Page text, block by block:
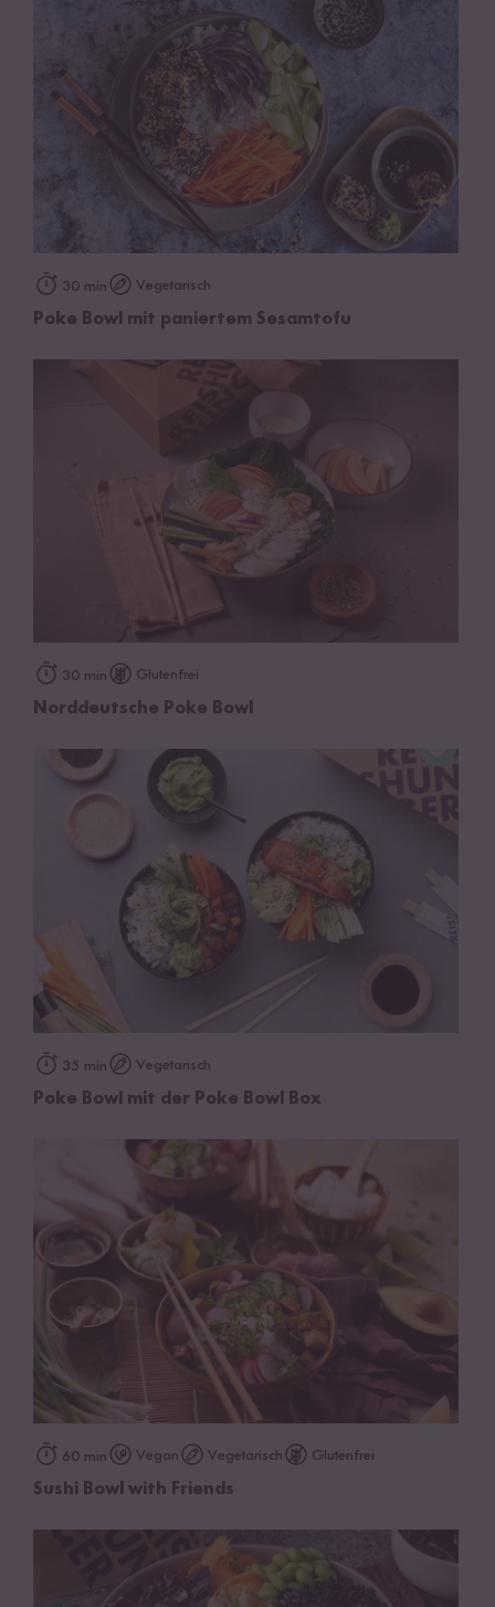
30 min Vegetarisch
Poke Bowl mit paniertem Sesamtofu
30 min Glutenfrei
Norddeutsche Poke Bowl
35 min Vegetarisch
Poke Bowl mit der Poke Bowl Box
60 min Vegan Vegetarisch Glutenfrei
Sushi Bowl with Friends